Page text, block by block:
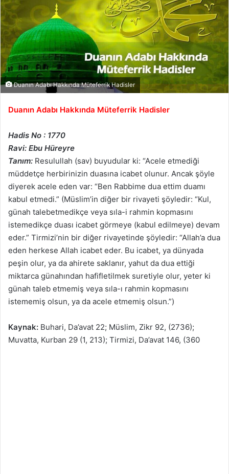
Duanın Adabı Hakkında Müteferrik Hadisler
Duanın Adabı Hakkında Müteferrik Hadisler
Hadis No : 1770
Ravi: Ebu Hüreyre
Tanım: Resulullah (sav) buyudular ki: “Acele etmediği
müddetçe herbirinizin duasına icabet olunur. Ancak şöyle
diyerek acele eden var: “Ben Rabbime dua ettim duamı
kabul etmedi.” (Müslim’in diğer bir rivayeti şöyledir: “Kul,
günah talebetmedikçe veya sıla-i rahmin kopmasını
istemedikçe duası icabet görmeye (kabul edilmeye) devam
eder.” Tirmizi’nin bir diğer rivayetinde şöyledir: “Allah’a dua
eden herkese Allah icabet eder. Bu icabet, ya dünyada
peşin olur, ya da ahirete saklanır, yahut da dua ettiği
miktarca günahından hafifletilmek suretiyle olur, yeter ki
günah taleb etmemiş veya sıla-ı rahmin kopmasını
istememiş olsun, ya da acele etmemiş olsun.”)
Kaynak: Buhari, Da’avat 22; Müslim, Zikr 92, (2736);
Muvatta, Kurban 29 (1, 213); Tirmizi, Da’avat 146, (360